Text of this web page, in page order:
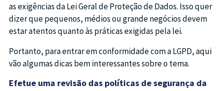
as exigências da Lei Geral de Proteção de Dados. Isso quer
dizer que pequenos, médios ou grande negócios devem
estar atentos quanto às práticas exigidas pela lei.
Portanto, para entrar em conformidade com a LGPD, aqui
vão algumas dicas bem interessantes sobre o tema.
Efetue uma revisão das políticas de segurança da